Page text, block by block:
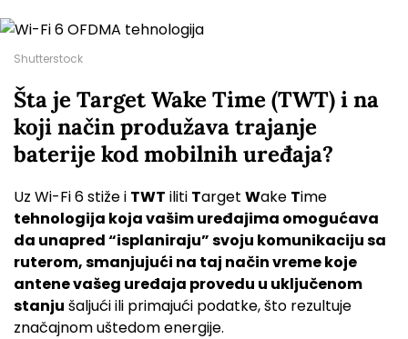
Shutterstock
Šta je Target Wake Time (TWT) i na
koji način produžava trajanje
baterije kod mobilnih uređaja?
Uz Wi-Fi 6 stiže i TWT iliti Target Wake Time
tehnologija koja vašim uređajima omogućava
da unapred “isplaniraju” svoju komunikaciju sa
ruterom, smanjujući na taj način vreme koje
antene vašeg uređaja provedu u uključenom
stanju šaljući ili primajući podatke, što rezultuje
značajnom uštedom energije.